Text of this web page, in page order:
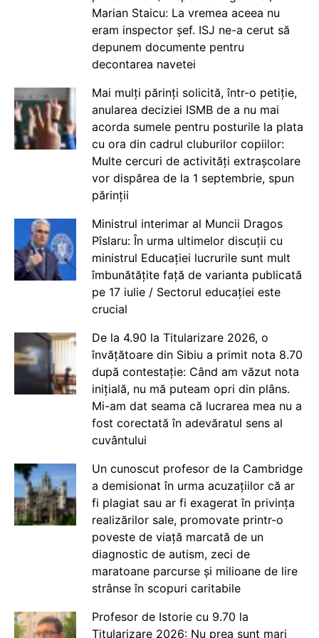
Marian Staicu: La vremea aceea nu
eram inspector șef. ISJ ne-a cerut să
depunem documente pentru
decontarea navetei
Mai mulți părinți solicită, într-o petiție,
anularea deciziei ISMB de a nu mai
acorda sumele pentru posturile la plata
cu ora din cadrul cluburilor copiilor:
Multe cercuri de activități extrașcolare
vor dispărea de la 1 septembrie, spun
părinții
Ministrul interimar al Muncii Dragos
Pîslaru: În urma ultimelor discuții cu
ministrul Educației lucrurile sunt mult
îmbunătățite față de varianta publicată
pe 17 iulie / Sectorul educației este
crucial
De la 4.90 la Titularizare 2026, o
învățătoare din Sibiu a primit nota 8.70
după contestație: Când am văzut nota
inițială, nu mă puteam opri din plâns.
Mi-am dat seama că lucrarea mea nu a
fost corectată în adevăratul sens al
cuvântului
Un cunoscut profesor de la Cambridge
a demisionat în urma acuzațiilor că ar
fi plagiat sau ar fi exagerat în privința
realizărilor sale, promovate printr-o
poveste de viață marcată de un
diagnostic de autism, zeci de
maratoane parcurse și milioane de lire
strânse în scopuri caritabile
Profesor de Istorie cu 9.70 la
Titularizare 2026: Nu prea sunt mari